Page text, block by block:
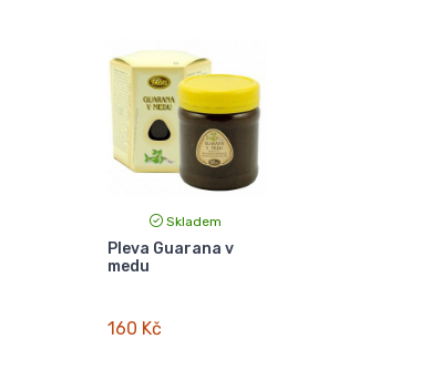
Skladem
Pleva Guarana v
medu
160 Kč